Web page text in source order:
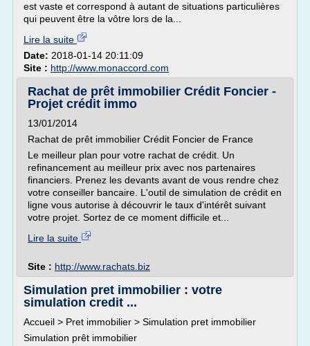
est vaste et correspond à autant de situations particulières
qui peuvent être la vôtre lors de la...
Lire la suite
Date: 2018-01-14 20:11:09
Site : http://www.monaccord.com
Rachat de prêt immobilier Crédit Foncier -
Projet crédit immo
13/01/2014
Rachat de prêt immobilier Crédit Foncier de France
Le meilleur plan pour votre rachat de crédit. Un
refinancement au meilleur prix avec nos partenaires
financiers. Prenez les devants avant de vous rendre chez
votre conseiller bancaire. L'outil de simulation de crédit en
ligne vous autorise à découvrir le taux d'intérêt suivant
votre projet. Sortez de ce moment difficile et...
Lire la suite
Site : http://www.rachats.biz
Simulation pret immobilier : votre
simulation credit ...
Accueil > Pret immobilier > Simulation pret immobilier
Simulation prêt immobilier